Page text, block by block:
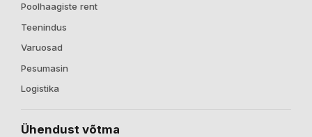
Poolhaagiste rent
Teenindus
Varuosad
Pesumasin
Logistika
Ühendust võtma